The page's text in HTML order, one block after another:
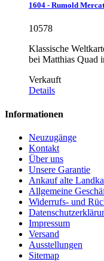
1604 - Rumold
10578
Klassische
bei Matthias Quad
Verkauft
Details
Informationen
Neuzugänge
Kontakt
Über uns
Unsere Garantie
Ankauf alte
Allgemeine
Widerrufs- und
Impressum
Versand
Ausstellungen
Sitemap